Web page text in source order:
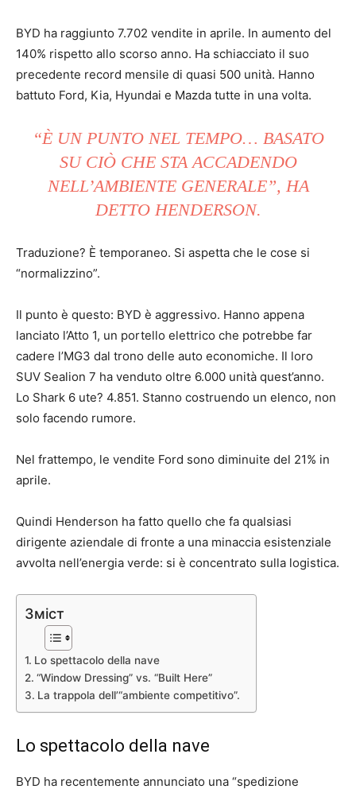
BYD ha raggiunto 7.702 vendite in aprile. In aumento del
140% rispetto allo scorso anno. Ha schiacciato il suo
precedente record mensile di quasi 500 unità. Hanno
battuto Ford, Kia, Hyundai e Mazda tutte in una volta.
“È UN PUNTO NEL TEMPO… BASATO
SU CIÒ CHE STA ACCADENDO
NELL’AMBIENTE GENERALE”, HA
DETTO HENDERSON.
Traduzione? È temporaneo. Si aspetta che le cose si
“normalizzino”.
Il punto è questo: BYD è aggressivo. Hanno appena
lanciato l’Atto 1, un portello elettrico che potrebbe far
cadere l’MG3 dal trono delle auto economiche. Il loro
SUV Sealion 7 ha venduto oltre 6.000 unità quest’anno.
Lo Shark 6 ute? 4.851. Stanno costruendo un elenco, non
solo facendo rumore.
Nel frattempo, le vendite Ford sono diminuite del 21% in
aprile.
Quindi Henderson ha fatto quello che fa qualsiasi
dirigente aziendale di fronte a una minaccia esistenziale
avvolta nell’energia verde: si è concentrato sulla logistica.
Зміст
Lo spettacolo della nave
“Window Dressing” vs. “Built Here”
La trappola dell’“ambiente competitivo”.
Lo spettacolo della nave
BYD ha recentemente annunciato una “spedizione